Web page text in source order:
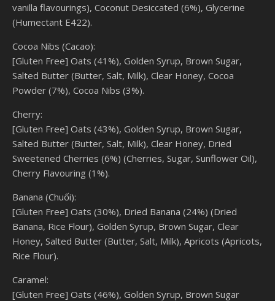
vanilla flavourings), Coconut Desiccated (6%), Glycerine
(Humectant E422).
Cocoa Nibs (Cacao):
[Gluten Free] Oats (41%), Golden Syrup, Brown Sugar,
Salted Butter (Butter, Salt, Milk), Clear Honey, Cocoa
Powder (7%), Cocoa Nibs (3%).
Cherry:
[Gluten Free] Oats (43%), Golden Syrup, Brown Sugar,
Salted Butter (Butter, Salt, Milk), Clear Honey, Dried
Sweetened Cherries (6%) (Cherries, Sugar, Sunflower Oil),
Cherry Flavouring (1%).
Banana (Chuối):
[Gluten Free] Oats (30%), Dried Banana (24%) (Dried
Banana, Rice Flour), Golden Syrup, Brown Sugar, Clear
Honey, Salted Butter (Butter, Salt, Milk), Apricots (Apricots,
Rice Flour).
Caramel:
[Gluten Free] Oats (46%), Golden Syrup, Brown Sugar